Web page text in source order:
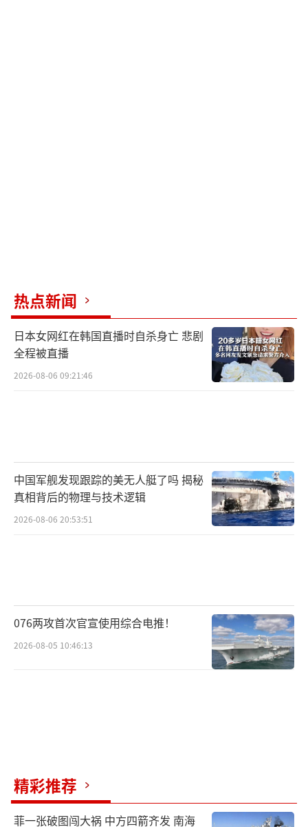
热点新闻
日本女网红在韩国直播时自杀身亡 悲剧
全程被直播
2026-08-06 09:21:46
中国军舰发现跟踪的美无人艇了吗 揭秘
真相背后的物理与技术逻辑
2026-08-06 20:53:51
076两攻首次官宣使用综合电推！
2026-08-05 10:46:13
精彩推荐
菲一张破图闯大祸 中方四箭齐发 南海